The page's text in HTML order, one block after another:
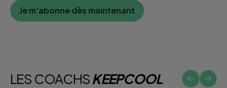
Je m'abonne dès maintenant
LES COACHSKEEPCOOL